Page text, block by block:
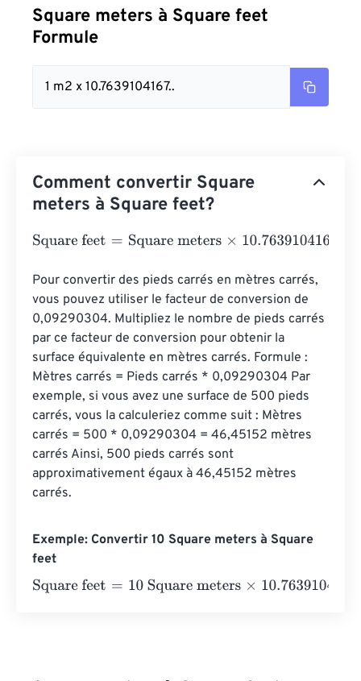
Square meters à Square feet
Formule
1 m2 x 10.7639104167..
Comment convertir Square
meters à Square feet?
Square feet= Square meters×10.76391041671
Pour convertir des pieds carrés en mètres carrés,
vous pouvez utiliser le facteur de conversion de
0,09290304. Multipliez le nombre de pieds carrés
par ce facteur de conversion pour obtenir la
surface équivalente en mètres carrés. Formule :
Mètres carrés = Pieds carrés * 0,09290304 Par
exemple, si vous avez une surface de 500 pieds
carrés, vous la calculeriez comme suit : Mètres
carrés = 500 * 0,09290304 = 46,45152 mètres
carrés Ainsi, 500 pieds carrés sont
approximativement égaux à 46,45152 mètres
carrés.
Exemple: Convertir 10 Square meters à Square
feet
Square feet= 10 Square meters×10.76391041671=